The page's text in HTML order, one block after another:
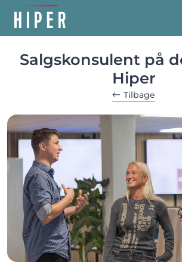
Salgskonsulent på
Hiper
Tilbage